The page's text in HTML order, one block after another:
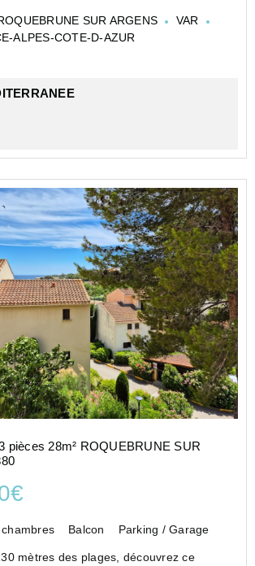
2027.
d&...
SUR ARGENS
VAR
ALPES-COTE-D-AZUR
l'agence
pièces 28m² ROQUEBRUNE SUR
Balcon Parking / Garage
mètres des plages, découvrez ce